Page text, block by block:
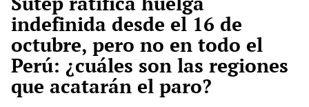
indefinida desde el 16 de
octubre, pero no en todo el
Perú: ¿cuáles son las regiones
que acatarán el paro?